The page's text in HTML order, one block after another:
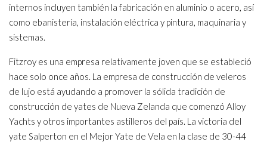
internos incluyen también la fabricación en aluminio o acero, así
como ebanistería, instalación eléctrica y pintura, maquinaria y
sistemas.
Fitzroy es una empresa relativamente joven que se estableció
hace solo once años. La empresa de construcción de veleros
de lujo está ayudando a promover la sólida tradición de
construcción de yates de Nueva Zelanda que comenzó Alloy
Yachts y otros importantes astilleros del país. La victoria del
yate Salperton en el Mejor Yate de Vela en la clase de 30-44